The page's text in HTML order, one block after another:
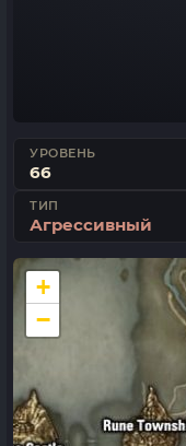
УРОВЕНЬ
66
ТИП
Агрессивный
+
−